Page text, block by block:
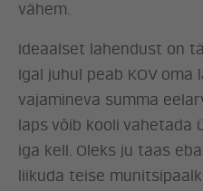
vähem.
Ideaalset lahendust on
Igal juhul peab KOV
vajamineva summa
laps võib kooli vahetada
iga kell. Oleks ju taas
liikuda teise